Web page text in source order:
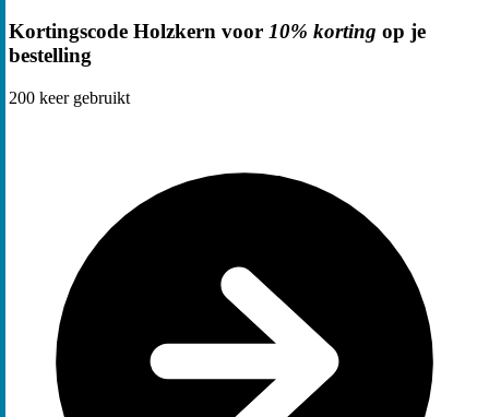
Kortingscode Holzkern voor 10% korting op je
bestelling
200 keer gebruikt